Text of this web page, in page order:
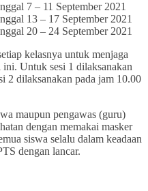
7 – 11 September 2021
13 – 17 September 2021
20 – 24 September 2021
kelasnya untuk menjaga
ini. Untuk sesi 1 dilaksanakan
2 dilaksanakan pada jam 10.00
maupun pengawas (guru)
dengan memakai masker
siswa selalu dalam keadaan
dengan lancar.